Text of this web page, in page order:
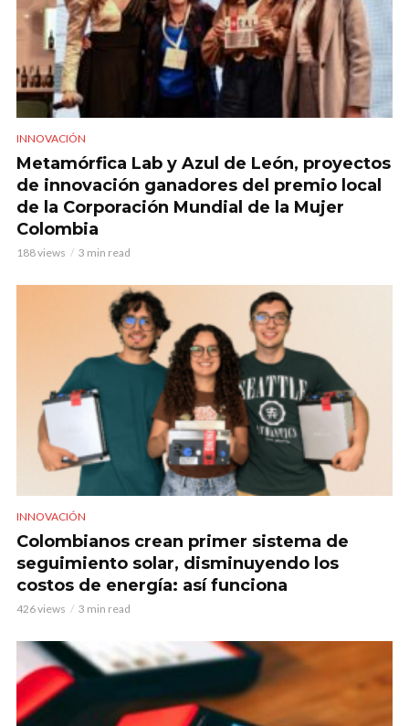
INNOVACIÓN
Metamórfica Lab y Azul de León, proyectos
de innovación ganadores del premio local
de la Corporación Mundial de la Mujer
Colombia
188 views 3 min read
INNOVACIÓN
Colombianos crean primer sistema de
seguimiento solar, disminuyendo los
costos de energía: así funciona
426 views 3 min read